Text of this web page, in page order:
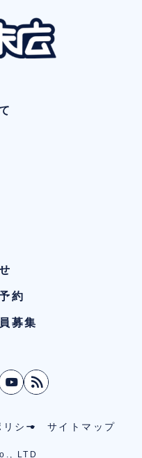
約
募集
シー サイトマップ
LTD